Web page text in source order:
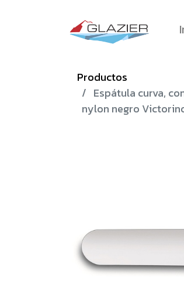
Productos
Espátula curva,
nylon negro